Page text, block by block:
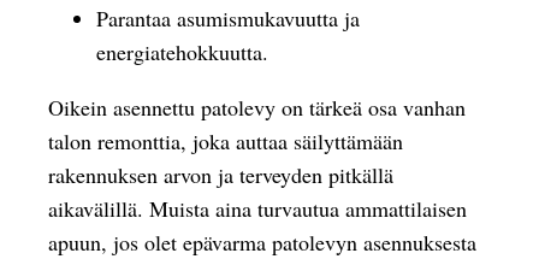
Parantaa asumismukavuutta ja
energiatehokkuutta.
Oikein asennettu patolevy on tärkeä osa vanhan
talon remonttia, joka auttaa säilyttämään
rakennuksen arvon ja terveyden pitkällä
aikavälillä. Muista aina turvautua ammattilaisen
apuun, jos olet epävarma patolevyn asennuksesta